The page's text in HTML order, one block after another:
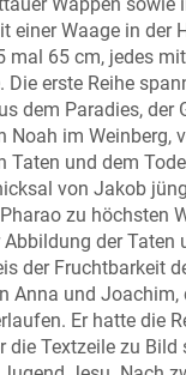
Wappen
Waage in der
65 cm, jedes
erste Reihe
dem Paradies, der
im Weinberg,
und dem
von Jakob
zu höchsten
der Taten
der Fruchtbarkeit
Anna und
Er hatte die
Textzeile zu